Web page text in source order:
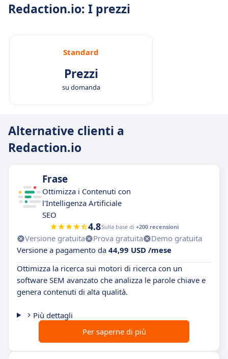
Redaction.io: I prezzi
Standard
Prezzi
su domanda
Alternative clienti a
Redaction.io
Frase
Ottimizza i Contenuti con
l'Intelligenza Artificiale
SEO
4.8Sulla base di +200 recensioni
Versione gratuita Prova gratuita
Demo gratuita
Versione a pagamento da 44,99 USD /mese
Ottimizza la ricerca sui motori di ricerca con un
software SEM avanzato che analizza le parole chiave e
genera contenuti di alta qualità.
Più dettagli
Per saperne di più